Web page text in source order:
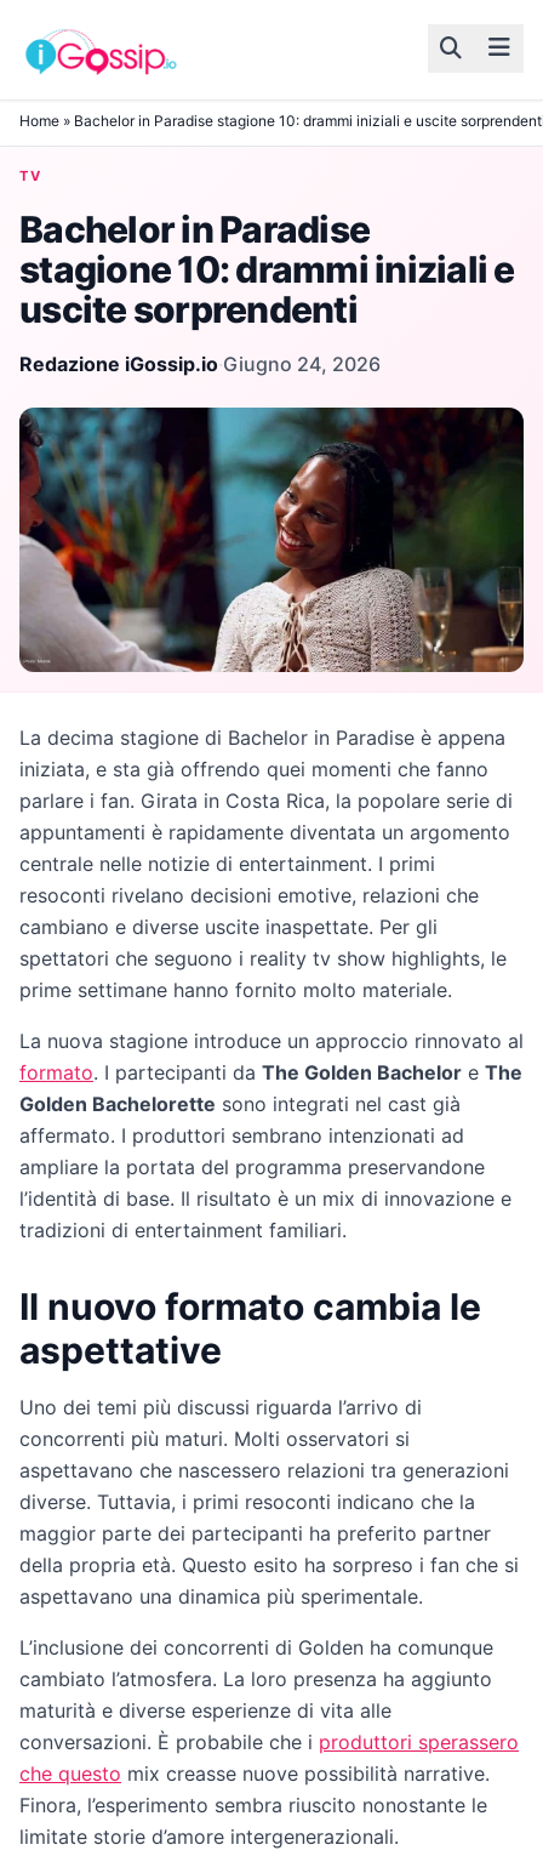
Skip to content
Home » Bachelor in Paradise stagione 10: drammi iniziali e uscite
TV
Bachelor in Paradise
stagione 10: drammi iniziali e
uscite sorprendenti
Redazione iGossip.io·Giugno 24, 2026
La decima stagione di Bachelor in Paradise è appena
iniziata, e sta già offrendo quei momenti che fanno
parlare i fan. Girata in Costa Rica, la popolare serie di
appuntamenti è rapidamente diventata un argomento
centrale nelle notizie di entertainment. I primi
resoconti rivelano decisioni emotive, relazioni che
cambiano e diverse uscite inaspettate. Per gli
spettatori che seguono i reality tv show highlights, le
prime settimane hanno fornito molto materiale.
La nuova stagione introduce un approccio rinnovato al
formato. I partecipanti da The Golden Bachelor e The
Golden Bachelorette sono integrati nel cast già
affermato. I produttori sembrano intenzionati ad
ampliare la portata del programma preservandone
l’identità di base. Il risultato è un mix di innovazione e
tradizioni di entertainment familiari.
Il nuovo formato cambia le
aspettative
Uno dei temi più discussi riguarda l’arrivo di
concorrenti più maturi. Molti osservatori si
aspettavano che nascessero relazioni tra generazioni
diverse. Tuttavia, i primi resoconti indicano che la
maggior parte dei partecipanti ha preferito partner
della propria età. Questo esito ha sorpreso i fan che si
aspettavano una dinamica più sperimentale.
L’inclusione dei concorrenti di Golden ha comunque
cambiato l’atmosfera. La loro presenza ha aggiunto
maturità e diverse esperienze di vita alle
conversazioni. È probabile che i produttori sperassero
che questo mix creasse nuove possibilità narrative.
Finora, l’esperimento sembra riuscito nonostante le
limitate storie d’amore intergenerazionali.